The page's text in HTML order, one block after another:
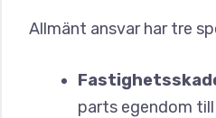
Allmänt ansvar har tre
parts egendom